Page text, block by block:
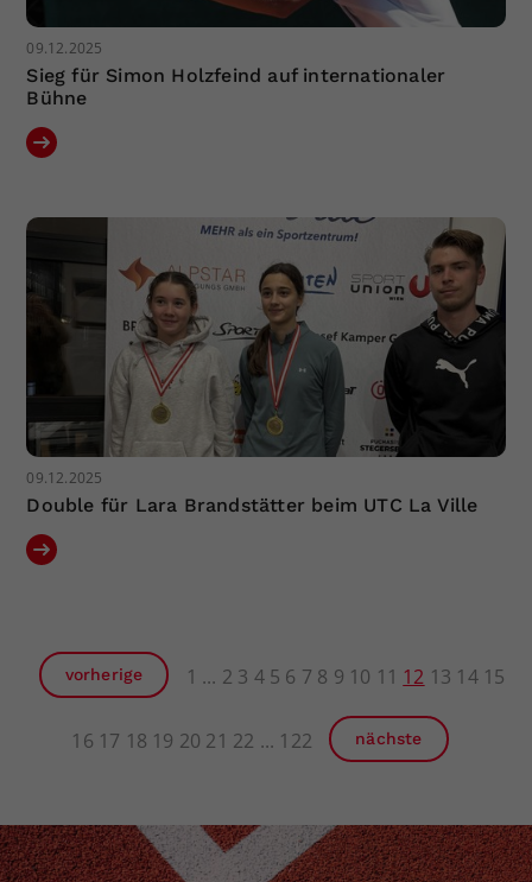
09.12.2025
Sieg für Simon Holzfeind auf internationaler
Bühne
09.12.2025
Double für Lara Brandstätter beim UTC La Ville
vorherige 1 2 3 4 5 6 7 8 9 10 11 12 13 14 15
16 17 18 19 20 21 22 122 nächste